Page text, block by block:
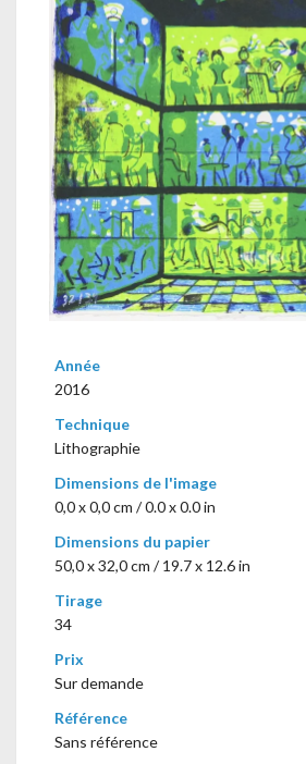
Année
2016
Technique
Lithographie
Dimensions de l'image
0,0 x 0,0 cm / 0.0 x 0.0 in
Dimensions du papier
50,0 x 32,0 cm / 19.7 x 12.6 in
Tirage
34
Prix
Sur demande
Référence
Sans référence